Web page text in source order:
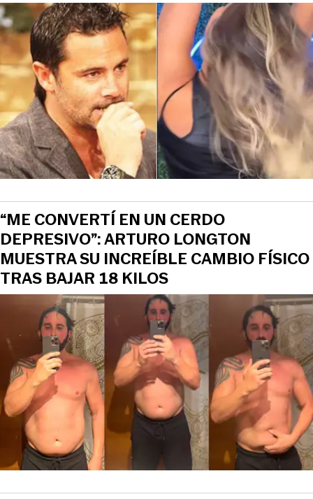
“ME CONVERTÍ EN UN CERDO
DEPRESIVO”: ARTURO LONGTON
MUESTRA SU INCREÍBLE CAMBIO FÍSICO
TRAS BAJAR 18 KILOS